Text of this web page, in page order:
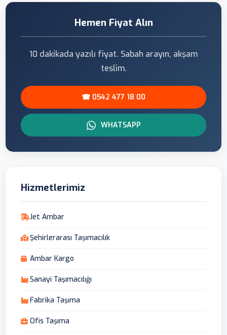
Hemen Fiyat Alın
10 dakikada yazılı fiyat. Sabah arayın, akşam
teslim.
☎ 0542 477 18 00
WHATSAPP
Hizmetlerimiz
Jet Ambar
Şehirlerarası Taşımacılık
Ambar Kargo
Sanayi Taşımacılığı
Fabrika Taşıma
Ofis Taşıma